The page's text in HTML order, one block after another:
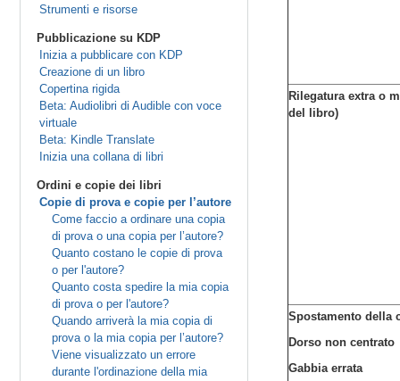
Strumenti e risorse
Pubblicazione su KDP
Inizia a pubblicare con KDP
Creazione di un libro
Copertina rigida
Beta: Audiolibri di Audible con voce
virtuale
Beta: Kindle Translate
Inizia una collana di libri
Ordini e copie dei libri
Copie di prova e copie per l’autore
Come faccio a ordinare una copia
di prova o una copia per l’autore?
Quanto costano le copie di prova
o per l'autore?
Quanto costa spedire la mia copia
di prova o per l'autore?
Quando arriverà la mia copia di
prova o la mia copia per l’autore?
Viene visualizzato un errore
durante l'ordinazione della mia
Rilegatura extra o
del libro)
Spostamento della
Dorso non centrato
Gabbia errata